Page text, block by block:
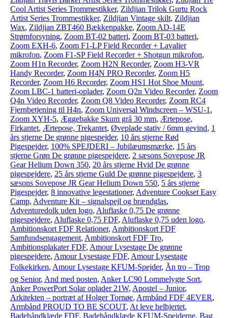
Cool Artist Series Trommestikker, Zildjian Trilok Gurtu Rock
Artist Series Trommestikker, Zildjian Vintage skilt, Zildjian
Wax, Zildjian ZBT460 Bækkenpakke, Zoom AD-14E
Strømforsyning, Zoom BT-02 batteri, Zoom BT-03 batteri,
Zoom EXH-6, Zoom F1-LP Field Recorder + Lavalier
mikrofon, Zoom F1-SP Field Recorder + Shotgun mikrofon,
Zoom H1n Recorder, Zoom H2N Recorder, Zoom H3-VR
Handy Recorder, Zoom H4N PRO Recorder, Zoom H5
Recorder, Zoom H6 Recorder, Zoom HS1 Hot Shoe Mount,
Zoom LBC-1 batteri-oplader, Zoom Q2n Video Recorder, Zoom
Q4n Video Recorder, Zoom Q8 Video Recorder, Zoom RC4
Fjernbetjening til H4n, Zoom Universal Windscreen – WSU-1 ,
Zoom XYH-5, Æggebakke Skum grå 30 mm, Ærtepose,
Firkantet, Ærtepose, Trekantet, Øveplade stativ / 6mm gevind, 1
års stjerne De grønne pigespejder, 10 års stjerne Rød
Pigespejder, 100% SPEJDERI – Jubilæumsmærke, 15 års
stjerne Grøn De grønne pigespejdere, 2 sæsons Sovepose JR
Gear Helium Down 350, 20 års stjerne Hvid De grønne
pigespejdere, 25 års stjerne Guld De grønne pigespejdere, 3
sæsons Sovepose JR Gear Helium Down 550, 5 års stjerne
Pigespejder, 8 innovative legestationer, Adventure Cookset Easy
Camp, Adventure Kit – signalspejl og brændglas,
Adventuredolk uden logo, Aluflaske 0,75 De grønne
pigespejdere, Aluflaske 0,75 FDF, Aluflaske 0,75 uden logo,
Ambitionskort FDF Relationer, Ambitionskort FDF
Samfundsengagement, Ambitionskort FDF Tro,
Ambitionsplakater FDF, Amour Lysestage De grønne
pigespejdere, Amour Lysestage FDF, Amour Lysestage
Folkekirken, Amour Lysestage KFUM-Spejder, Ãn tro – Trop
og Senior, And med posten, Anker LC90 Lommelygte Sort,
Anker PowerPort Solar oplader 21W, Apostel – Junior,
Arkitekten – portræt af Holger Tornøe, Armbånd FDF 4EVER,
Armbånd PROUD TO BE SCOUT, At leve helhjertet,
Badehåndklæde FDF, Badehåndklæde KFUM-Spejderne, Bag